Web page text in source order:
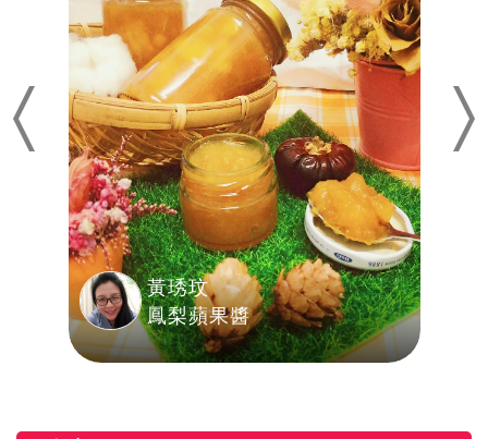
Previous
黃琇玟
鳳梨蘋果醬
Next